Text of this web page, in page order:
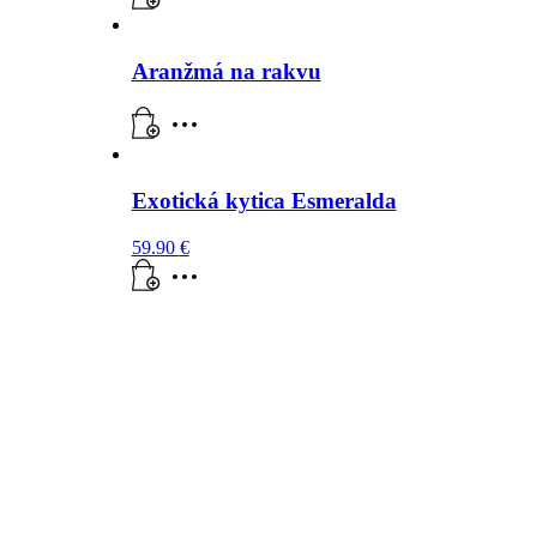
Aranžmá na rakvu
Exotická kytica Esmeralda
59.90 €